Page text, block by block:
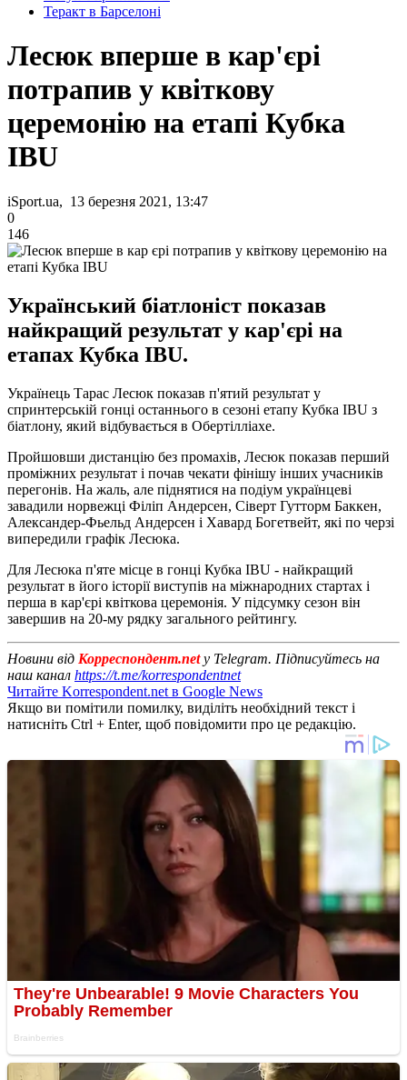
Теракт в Барселоні
Лесюк вперше в кар'єрі
потрапив у квіткову
церемонію на етапі Кубка
IBU
iSport.ua, 13 березня 2021, 13:47
0
146
Український біатлоніст показав
найкращий результат у кар'єрі на
етапах Кубка IBU.
Українець Тарас Лесюк показав п'ятий результат у
спринтерській гонці останнього в сезоні етапу Кубка IBU з
біатлону, який відбувається в Обертілліахе.
Пройшовши дистанцію без промахів, Лесюк показав перший
проміжних результат і почав чекати фінішу інших учасників
перегонів. На жаль, але піднятися на подіум українцеві
завадили норвежці Філіп Андерсен, Сіверт Гутторм Баккен,
Александер-Фьельд Андерсен і Хавард Богетвейт, які по черзі
випередили графік Лесюка.
Для Лесюка п'яте місце в гонці Кубка IBU - найкращий
результат в його історії виступів на міжнародних стартах і
перша в кар'єрі квіткова церемонія. У підсумку сезон він
завершив на 20-му рядку загального рейтингу.
Новини від Корреспондент.netу Telegram. Підписуйтесь на
наш канал https://t.me/korrespondentnet
Читайте Korrespondent.net в Google News
Якщо ви помітили помилку, виділіть необхідний текст і
натисніть Ctrl + Enter, щоб повідомити про це редакцію.